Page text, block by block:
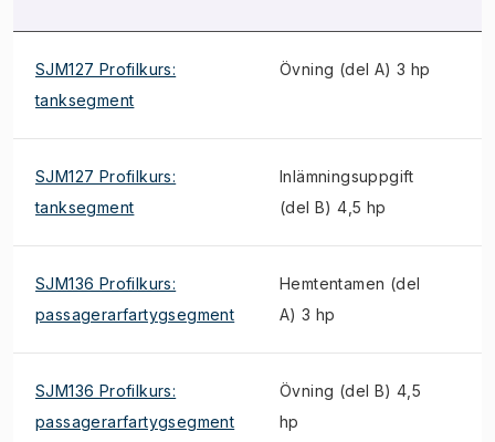
SJM127 Profilkurs:
tanksegment
Övning (del A) 3 hp
SJM127 Profilkurs:
tanksegment
Inlämningsuppgift
(del B) 4,5 hp
SJM136 Profilkurs:
passagerarfartygsegment
Hemtentamen (del
A) 3 hp
SJM136 Profilkurs:
passagerarfartygsegment
Övning (del B) 4,5
hp